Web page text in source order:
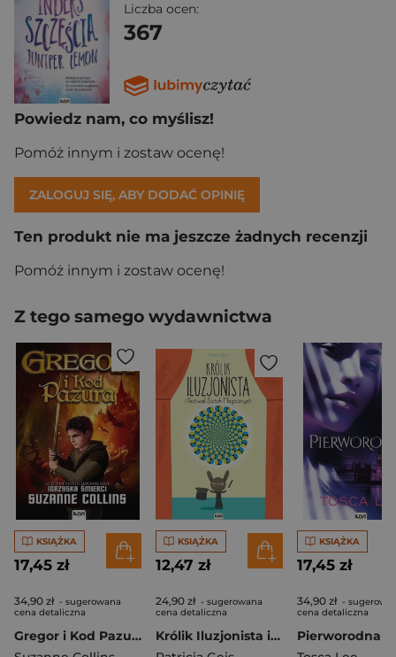
Liczba ocen:
367
Powiedz nam, co myślisz!
Pomóż innym i zostaw ocenę!
ZALOGUJ SIĘ, ABY DODAĆ OPINIĘ
Ten produkt nie ma jeszcze żadnych recenzji
Pomóż innym i zostaw ocenę!
Z tego samego wydawnictwa
KSIĄŻKA
17,45 zł
34,90 zł - sugerowana
cena detaliczna
Gregor i Kod Pazura. Tom 5
KSIĄŻKA
12,47 zł
24,90 zł - sugerowana
cena detaliczna
Królik Iluzjonista i Festiwal Sztuk Magicznych
KSIĄŻKA
17,45 zł
34,90 zł -
cena detaliczna
Pierworodna